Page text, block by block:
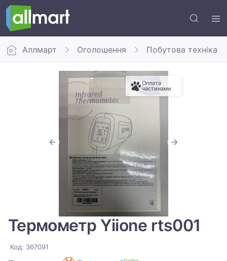
Аллмарт Оголошення Побутова техніка
Оплата
частинами
Термометр Yiione rts001
Код: 367091